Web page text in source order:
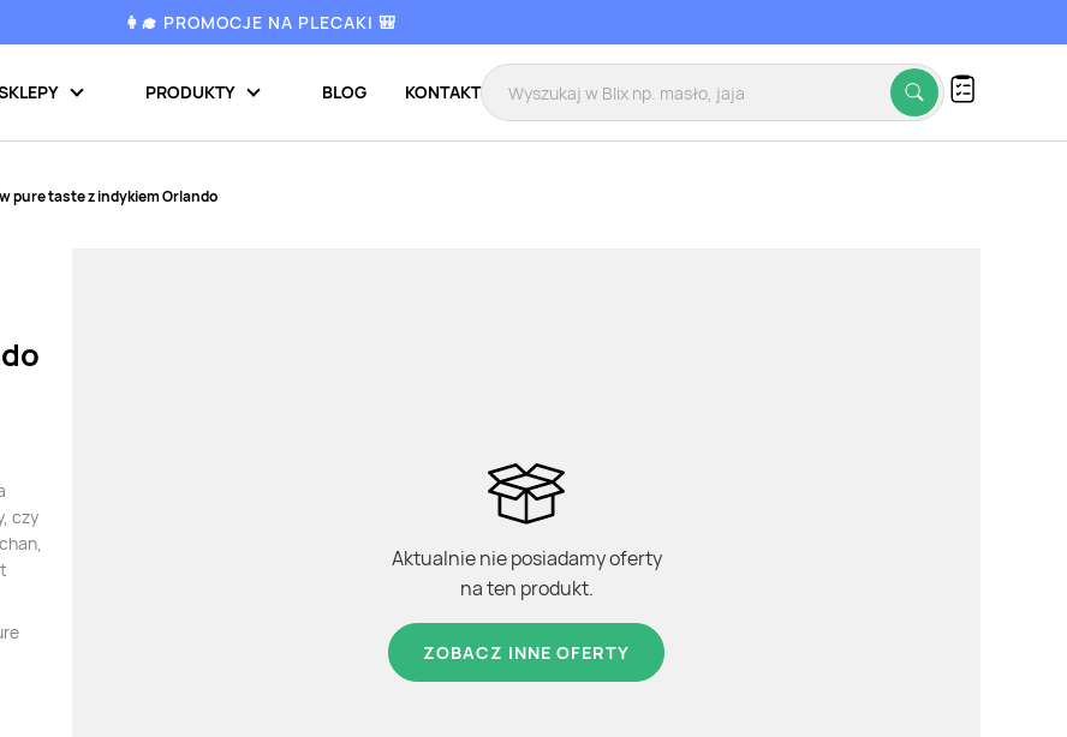
👩‍🎓 PROMOCJE NA PLECAKI 🎒
PRODUKTY BLOG KONTAKT
pure taste z indykiem Orlando
czy
Aktualnie nie posiadamy oferty
na ten produkt.
ZOBACZ INNE OFERTY